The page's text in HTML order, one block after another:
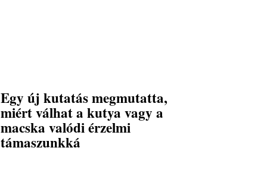
Egy új kutatás megmutatta,
miért válhat a kutya vagy a
macska valódi érzelmi
támaszunkká